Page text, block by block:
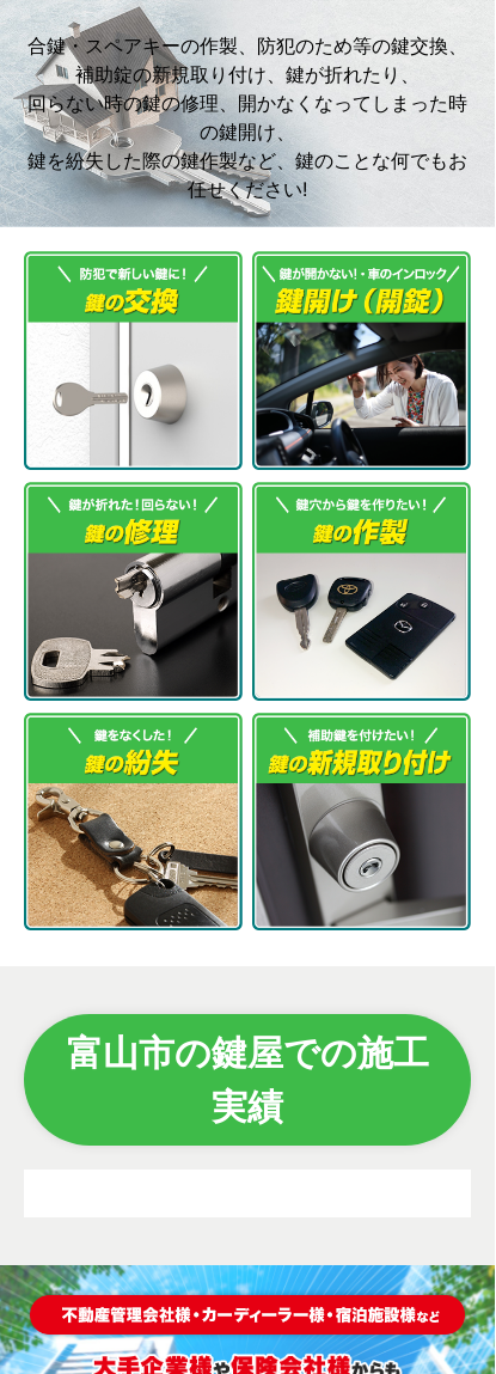
合鍵・スペアキーの作製、防犯のため等の鍵交換、
補助錠の新規取り付け、鍵が折れたり、
回らない時の鍵の修理、開かなくなってしまった時
の鍵開け、
鍵を紛失した際の鍵作製など、鍵のことな何でもお
任せください!
富山市の鍵屋での施工
実績